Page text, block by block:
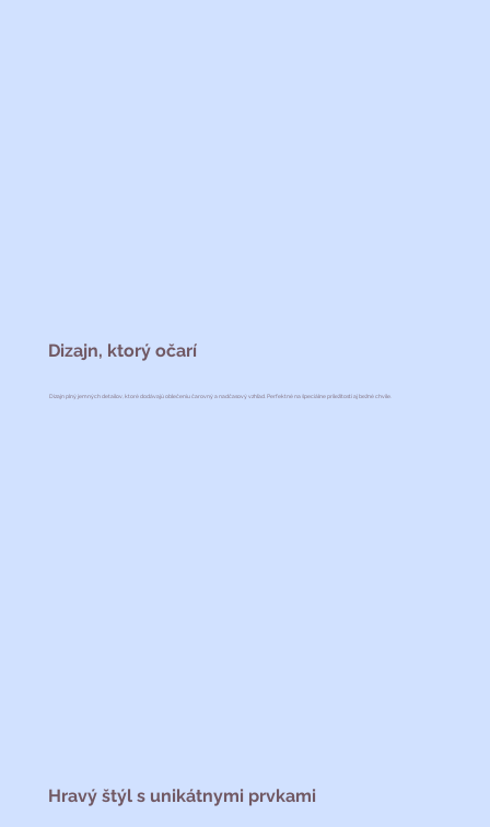
Dizajn, ktorý očarí
Dizajn plný jemných detailov, ktoré dodávajú oblečeniu čarovný a nadčasový vzhľad. Perfektné na špeciálne príležitosti aj bežné chvíle.
Hravý štýl s unikátnymi prvkami